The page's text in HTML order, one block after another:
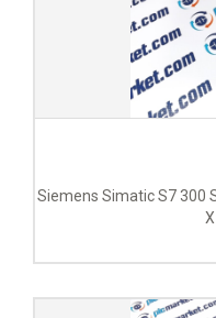
Siemens Simatic S7 300